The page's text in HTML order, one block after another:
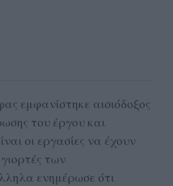
εμφανίστηκε αισιόδοξος
του έργου και
οι εργασίες να έχουν
των
ενημέρωσε ότι